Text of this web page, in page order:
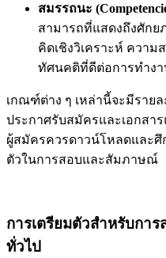
สมรรถนะ
สามารถที่แสดงถึงศักย
คิดเชิงวิเคราะห์ ควา
ทัศนคติที่ดีต่อการทำง
เกณฑ์ต่าง ๆ เหล่านี้จะมีราย
ประกาศรับสมัครและเอกสาร
ผู้สมัครควรดาวน์โหลดและศึ
ตัวในการสอบและสัมภาษณ์
การเตรียมตัวสำหรับกา
ทั่วไป